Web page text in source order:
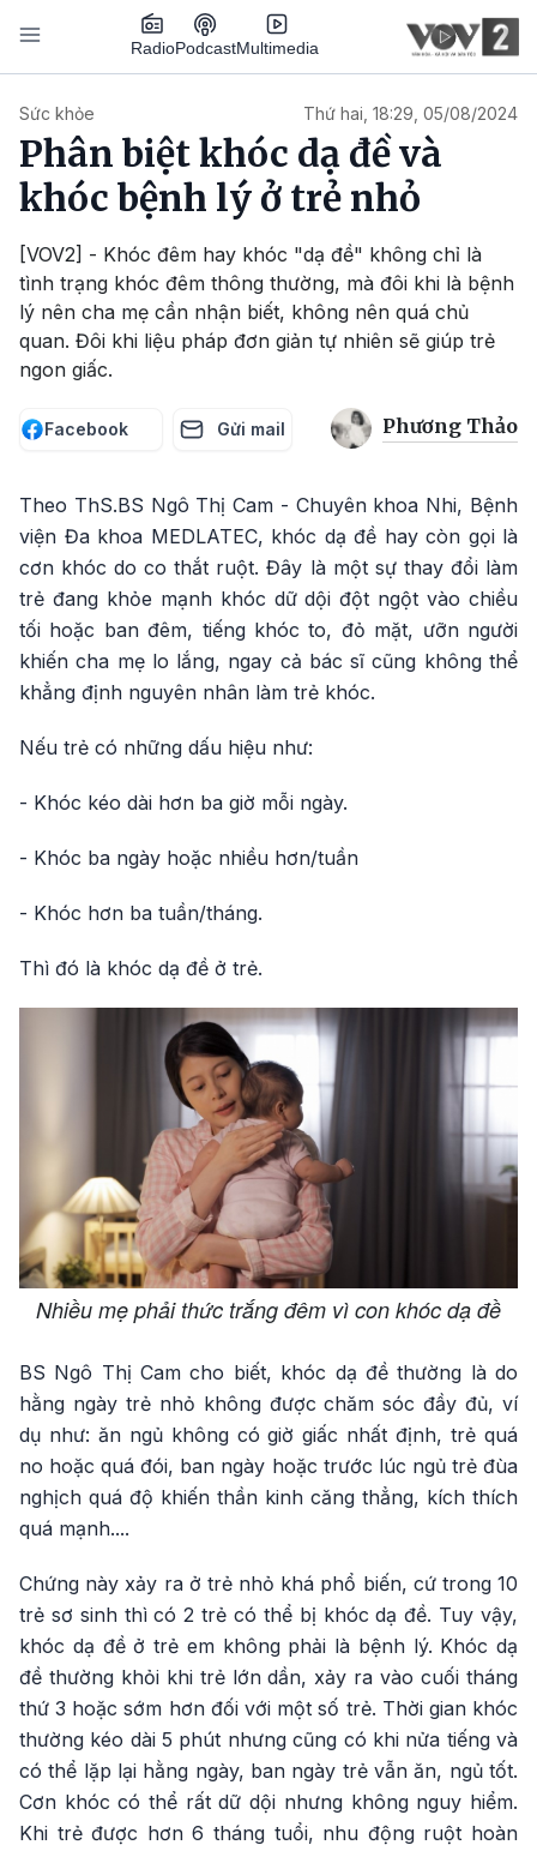
Nhảy đến nội dung
RadioPodcastMultimedia
Sức khỏe Thứ hai, 18:29, 05/08/2024
Phân biệt khóc dạ đề và
khóc bệnh lý ở trẻ nhỏ
[VOV2] - Khóc đêm hay khóc "dạ đề" không chỉ là
tình trạng khóc đêm thông thường, mà đôi khi là bệnh
lý nên cha mẹ cần nhận biết, không nên quá chủ
quan. Đôi khi liệu pháp đơn giản tự nhiên sẽ giúp trẻ
ngon giấc.
Facebook Gửi mail Phương Thảo
Theo ThS.BS Ngô Thị Cam - Chuyên khoa Nhi, Bệnh
viện Đa khoa MEDLATEC, khóc dạ đề hay còn gọi là
cơn khóc do co thắt ruột. Đây là một sự thay đổi làm
trẻ đang khỏe mạnh khóc dữ dội đột ngột vào chiều
tối hoặc ban đêm, tiếng khóc to, đỏ mặt, ưỡn người
khiến cha mẹ lo lắng, ngay cả bác sĩ cũng không thể
khẳng định nguyên nhân làm trẻ khóc.
Nếu trẻ có những dấu hiệu như:
- Khóc kéo dài hơn ba giờ mỗi ngày.
- Khóc ba ngày hoặc nhiều hơn/tuần
- Khóc hơn ba tuần/tháng.
Thì đó là khóc dạ đề ở trẻ.
Nhiều mẹ phải thức trắng đêm vì con khóc dạ đề
BS Ngô Thị Cam cho biết, khóc dạ đề thường là do
hằng ngày trẻ nhỏ không được chăm sóc đầy đủ, ví
dụ như: ăn ngủ không có giờ giấc nhất định, trẻ quá
no hoặc quá đói, ban ngày hoặc trước lúc ngủ trẻ đùa
nghịch quá độ khiến thần kinh căng thẳng, kích thích
quá mạnh....
Chứng này xảy ra ở trẻ nhỏ khá phổ biến, cứ trong 10
trẻ sơ sinh thì có 2 trẻ có thể bị khóc dạ đề. Tuy vậy,
khóc dạ đề ở trẻ em không phải là bệnh lý. Khóc dạ
đề thường khỏi khi trẻ lớn dần, xảy ra vào cuối tháng
thứ 3 hoặc sớm hơn đối với một số trẻ. Thời gian khóc
thường kéo dài 5 phút nhưng cũng có khi nửa tiếng và
có thể lặp lại hằng ngày, ban ngày trẻ vẫn ăn, ngủ tốt.
Cơn khóc có thể rất dữ dội nhưng không nguy hiểm.
Khi trẻ được hơn 6 tháng tuổi, nhu động ruột hoàn